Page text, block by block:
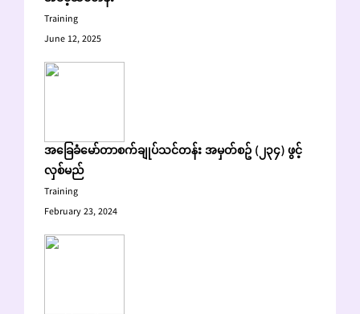
Training
June 12, 2025
အခြေခံမော်တာစက်ချုပ်သင်တန်း အမှတ်စဥ် (၂၃၄) ဖွင့်
လှစ်မည်
Training
February 23, 2024